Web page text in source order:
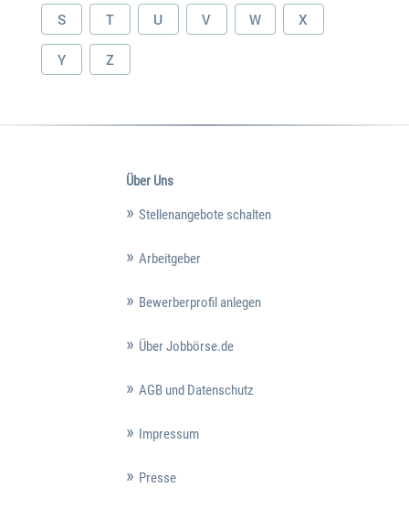
S T U V W X
Y Z
Über Uns
Stellenangebote schalten
Arbeitgeber
Bewerberprofil anlegen
Über Jobbörse.de
AGB und Datenschutz
Impressum
Presse